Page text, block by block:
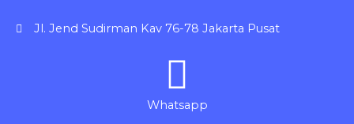
Jl. Jend Sudirman Kav 76-78 Jakarta Pusat
Whatsapp